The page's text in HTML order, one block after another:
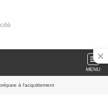
MENU
à l'acquittement